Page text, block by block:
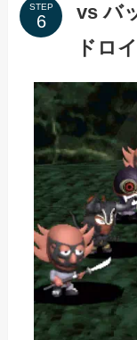
STEP
vs バ
ドロ